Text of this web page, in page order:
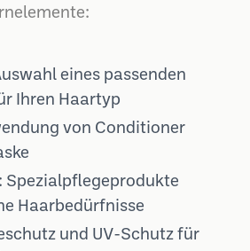
eines passenden
Ihren Haartyp
von Conditioner
: Spezialpflegeprodukte
Haarbedürfnisse
und UV-Schutz für